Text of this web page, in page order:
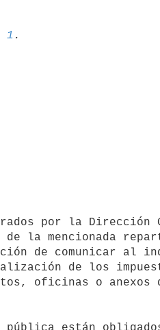
1
la mencionada
de comunicar al
de los
oficinas o